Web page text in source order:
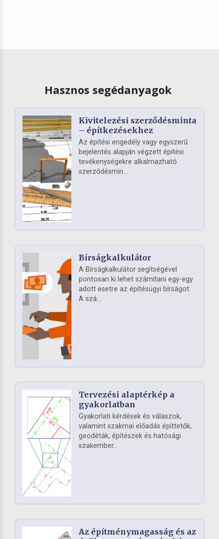
Hasznos segédanyagok
Kivitelezési szerződésminta
– építkezésekhez
Az építési engedély vagy egyszerű
bejelentés alapján végzett építési
tevékenységekre alkalmazható
szerződésmin...
Bírságkalkulátor
A Bírságkalkulátor segítségével
pontosan ki lehet számítani egy-egy
adott esetre az építésügyi bírságot.
A szá...
Tervezési alaptérkép a
gyakorlatban
Gyakorlati kérdések és válaszok,
valamint szakmai előadás építtetők,
geodéták, építészek és hatósági
szakember...
Az építménymagasság és az